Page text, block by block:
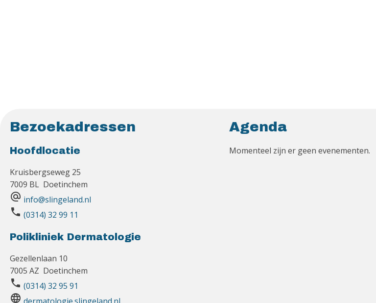
Bezoekadressen
Hoofdlocatie
Kruisbergseweg 25
7009 BL Doetinchem
alternate_email info@slingeland.nl
phone (0314) 32 99 11
Polikliniek Dermatologie
Gezellenlaan 10
7005 AZ Doetinchem
phone (0314) 32 95 91
language
Agenda
Momenteel zijn er geen evenementen.